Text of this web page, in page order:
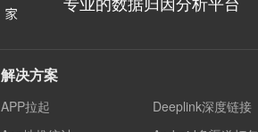
解决方案
APP拉起
Deeplink深度链接